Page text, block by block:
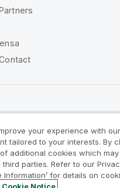
Condiciones del producto
Política legal
uso
Marcas comerciales
your experience with
tailored to your interests. By
additional cookies which may
parties. Refer to our
Information’ for details on